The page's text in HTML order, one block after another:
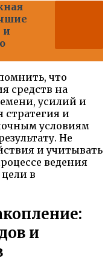
и
что
средств на
усилий и
стратегия и
условиям
Не
и учитывать
ведения
в
и